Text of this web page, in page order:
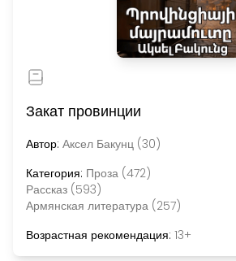
Закат провинции
Автор: Аксел Бакунц (30)
Категория: Проза (472)
Рассказ (593)
Армянская литература (257)
Возрастная рекомендация: 13+